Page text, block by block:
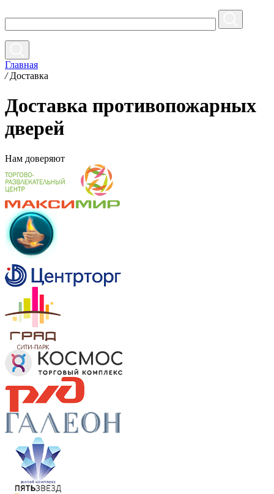
Главная
/ Доставка
Доставка противопожарных
дверей
Нам доверяют